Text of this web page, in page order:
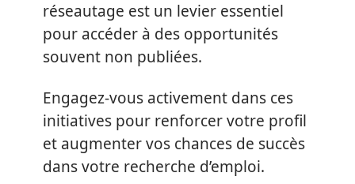
réseautage est un levier essentiel
pour accéder à des opportunités
souvent non publiées.
Engagez-vous activement dans ces
initiatives pour renforcer votre profil
et augmenter vos chances de succès
dans votre recherche d’emploi.